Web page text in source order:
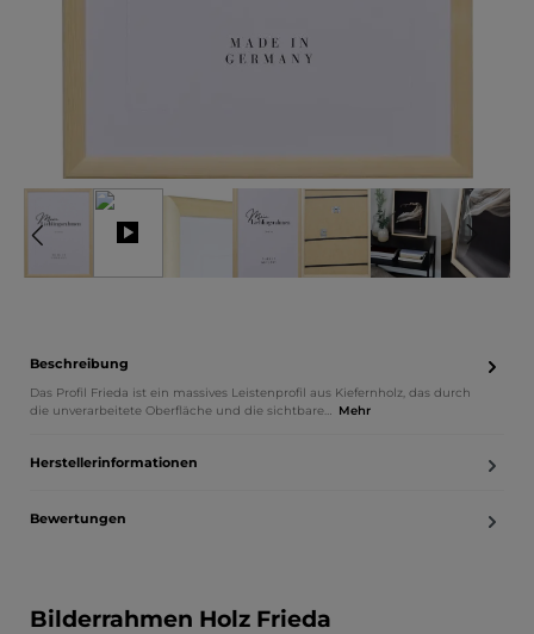
Beschreibung
Das Profil Frieda ist ein massives Leistenprofil aus Kiefernholz, das durch
die unverarbeitete Oberfläche und die sichtbare… Mehr
Herstellerinformationen
Bewertungen
Bilderrahmen Holz Frieda